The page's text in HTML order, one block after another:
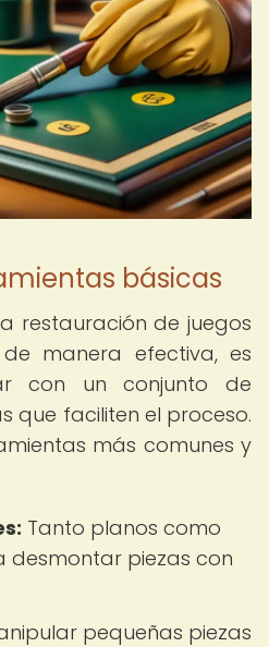
básicas
restauración de juegos
manera efectiva, es
con un conjunto de
que faciliten el proceso.
más comunes y
Tanto planos como
desmontar piezas con
pequeñas piezas